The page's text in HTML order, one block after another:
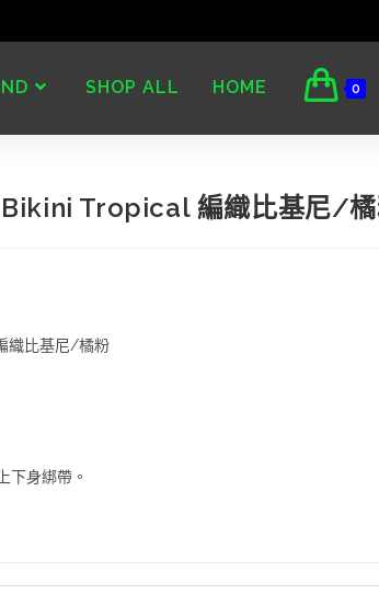
SHOP ALL HOME 0
Tropical 編織比基尼/
織比基尼/橘粉
下身綁帶。